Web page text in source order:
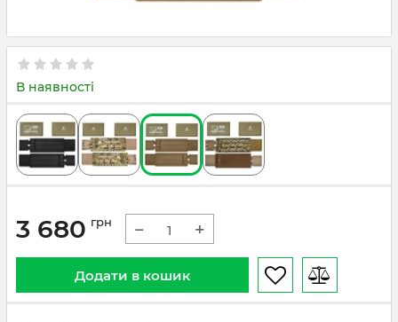
В наявності
3 680 грн − +
Додати в кошик